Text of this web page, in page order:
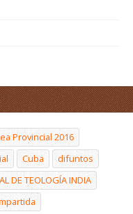
Provincial 2016
Cuba
difuntos
DE TEOLOGÍA INDIA